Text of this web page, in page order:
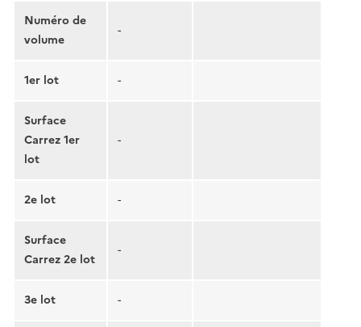
Numéro de
volume
-
1er lot -
Surface
Carrez 1er
lot
-
2e lot -
Surface
Carrez 2e lot
-
3e lot -